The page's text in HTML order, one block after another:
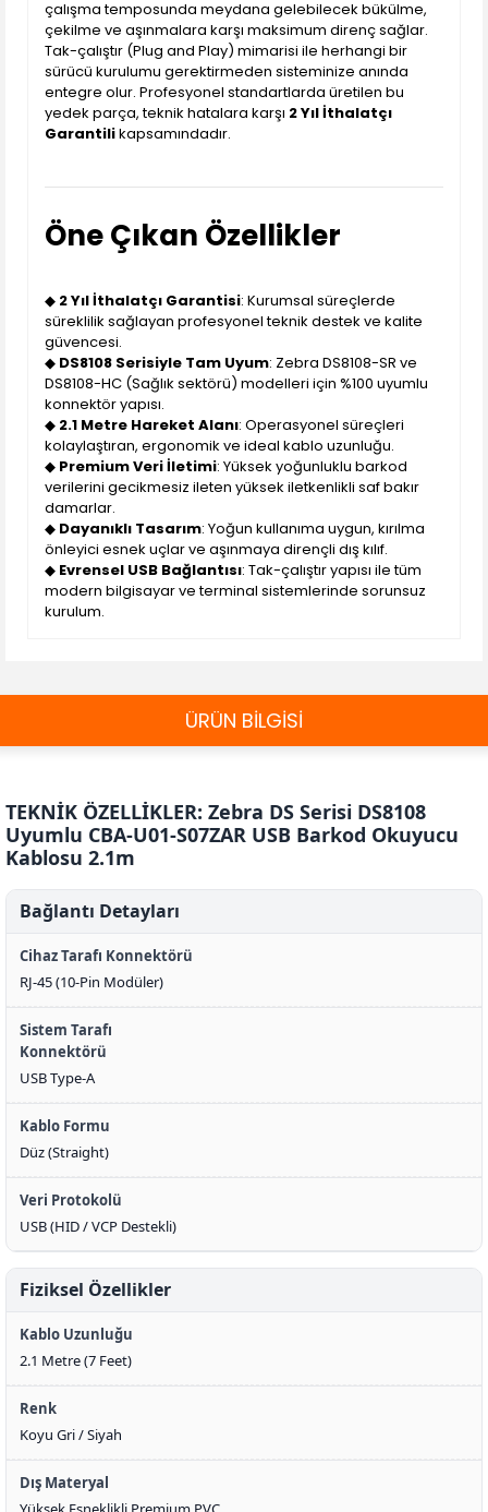
çalışma temposunda meydana gelebilecek bükülme,
çekilme ve aşınmalara karşı maksimum direnç sağlar.
Tak-çalıştır (Plug and Play) mimarisi ile herhangi bir
sürücü kurulumu gerektirmeden sisteminize anında
entegre olur. Profesyonel standartlarda üretilen bu
yedek parça, teknik hatalara karşı 2 Yıl İthalatçı
Garantilikapsamındadır.
Öne Çıkan Özellikler
◆ 2 Yıl İthalatçı Garantisi: Kurumsal süreçlerde
süreklilik sağlayan profesyonel teknik destek ve kalite
güvencesi.
◆ DS8108 Serisiyle Tam Uyum: Zebra DS8108-SR ve
DS8108-HC (Sağlık sektörü) modelleri için %100 uyumlu
konnektör yapısı.
◆ 2.1 Metre Hareket Alanı: Operasyonel süreçleri
kolaylaştıran, ergonomik ve ideal kablo uzunluğu.
◆ Premium Veri İletimi: Yüksek yoğunluklu barkod
verilerini gecikmesiz ileten yüksek iletkenlikli saf bakır
damarlar.
◆ Dayanıklı Tasarım: Yoğun kullanıma uygun, kırılma
önleyici esnek uçlar ve aşınmaya dirençli dış kılıf.
◆ Evrensel USB Bağlantısı: Tak-çalıştır yapısı ile tüm
modern bilgisayar ve terminal sistemlerinde sorunsuz
kurulum.
ÜRÜN BİLGİSİ
TEKNİK ÖZELLİKLER: Zebra DS Serisi DS8108
Uyumlu CBA-U01-S07ZAR USB Barkod Okuyucu
Kablosu 2.1m
Bağlantı Detayları
Cihaz Tarafı Konnektörü
RJ-45 (10-Pin Modüler)
Sistem Tarafı
Konnektörü
USB Type-A
Kablo Formu
Düz (Straight)
Veri Protokolü
USB (HID / VCP Destekli)
Fiziksel Özellikler
Kablo Uzunluğu
2.1 Metre (7 Feet)
Renk
Koyu Gri / Siyah
Dış Materyal